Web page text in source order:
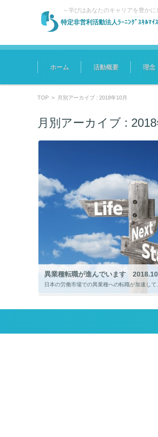
特定非営利活動法人ﾗｰﾆﾝｸﾞｽｷﾙﾏｲ
～学びはあなたのキャリアを豊かに
コンテンツに移動
ホーム 活動概要 理念
TOP > 月別アーカイブ : 2018年10月
月別アーカイブ :
日本の労働市場での異業種への転職が